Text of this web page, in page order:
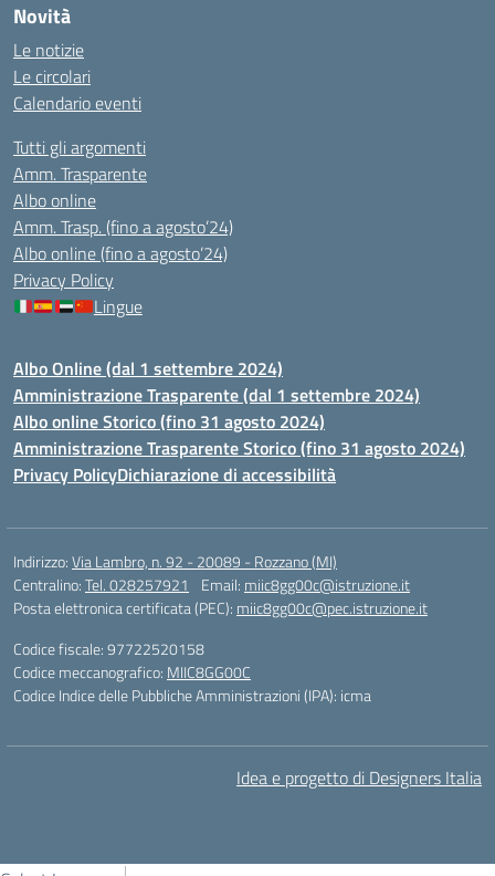
Novità
Le notizie
Le circolari
Calendario eventi
Tutti gli argomenti
Amm. Trasparente
Albo online
Amm. Trasp. (fino a agosto’24)
Albo online (fino a agosto’24)
Privacy Policy
Lingue
Albo Online (dal 1 settembre 2024)
Amministrazione Trasparente (dal 1 settembre 2024)
Albo online Storico (fino 31 agosto 2024)
Amministrazione Trasparente Storico (fino 31 agosto 2024)
Privacy PolicyDichiarazione di accessibilità
Indirizzo:Via Lambro, n. 92 - 20089 - Rozzano (MI)
Centralino:Tel. 028257921 Email: miic8gg00c@istruzione.it
Posta elettronica certificata (PEC): miic8gg00c@pec.istruzione.it
Codice fiscale: 97722520158
Codice meccanografico: MIIC8GG00C
Codice Indice delle Pubbliche Amministrazioni (IPA): icma
Idea e progetto di Designers Italia